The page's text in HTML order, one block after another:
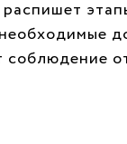
соблюдение